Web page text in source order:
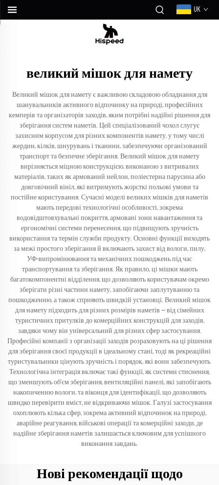
UK
великий мішок для намету
Великий мішок для намету є важливою складовою обладнання для
шанувальників активного відпочинку на природі, професійних
кемперів та організаторів заходів, яким потрібні надійні рішення для
зберігання систем наметів. Цей спеціалізований чохол слугує
захисним корпусом для різних компонентів намету, у тому числі
жердин, кілків, шнурувань і тканини, забезпечуючи організований
транспорт та безпечне зберігання. Великий мішок для намету
вирізняється міцною конструкцією, виконаною з витривалих
матеріалів, таких як армований нейлон, поліестерна парусина або
довговічний вініл, які витримують жорсткі польові умови та
постійне користування. Сучасні моделі великих мішків для наметів
мають передові технологічні особливості, зокрема
водовідштовхувальні покриття, армовані зони навантаження та
ергономічні системи перенесення, що підвищують зручність
використання та термін служби продукту. Основні функції виходять
за межі простого зберігання й включають захист від вологи, пилу,
УФ-випромінювання та механічних пошкоджень під час
транспортування та зберігання. Як правило, ці мішки мають
багатокомпонентні відділення, що дозволяють користувачам окремо
зберігати різні частини намету, запобігаючи заплутуванню та
пошкодженню, а також сприяють швидкій установці. Великий мішок
для намету підходить для різних розмірів наметів — від сімейних
туристичних притулків до комерційних конструкцій для заходів,
завдяки чому він універсальний для різних сфер застосування.
Професійні компанії з організації заходів розраховують на ці рішення
для зберігання своєї продукції в ідеальному стані, тоді як рекреаційні
туристувальники цінують зручність і порядок, які вони забезпечують.
Технологічна інтеграція включає такі функції, як системи стиснення,
що зменшують об’єм зберігання, вентиляційні панелі, які запобігають
накопиченню вологи, та віконця для ідентифікації, що дозволяють
швидко перевірити вміст, не відкриваючи мішок. Галузі застосування
охоплюють кілька сфер, зокрема активний відпочинок на природі,
аварійне реагування, військові операції та комерційні заходи, де
надійне зберігання наметів залишається ключовим для успішного
виконання завдань.
Нові рекомендації щодо